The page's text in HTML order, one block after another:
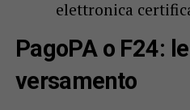
elettronica
PagoPA o F24:
versamento